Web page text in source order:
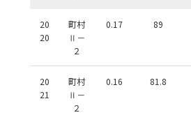
20
20
町村
Ⅱ－
２
0.17 89
20
21
町村
Ⅱ－
２
0.16 81.8